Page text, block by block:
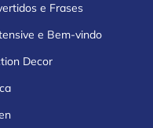
e Frases
e Bem-vindo
Decor